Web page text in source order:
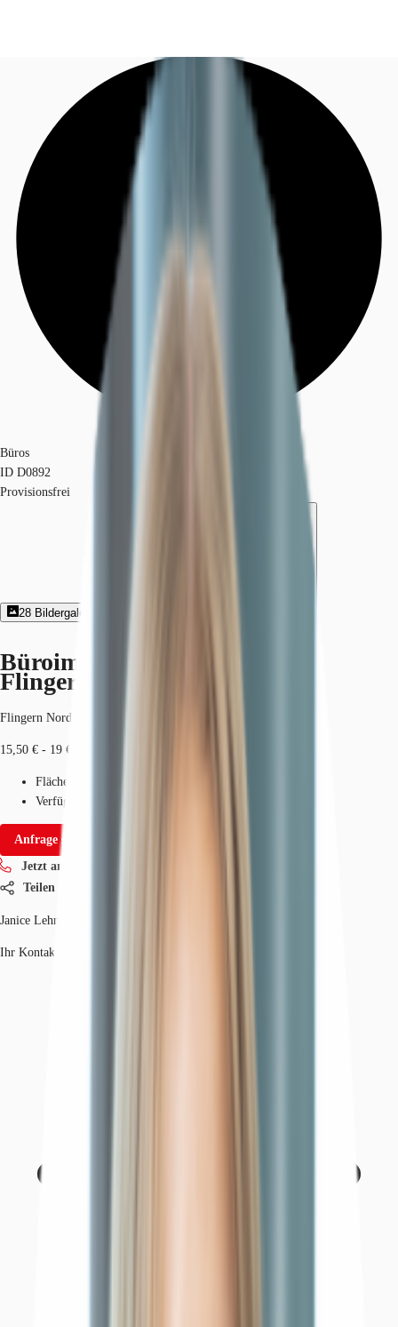
Investieren
Marktinformationen
Ihre Ansprechpartner
Favoriten
Jetzt anrufen Kontaktieren Sie uns
Büros
ID D0892
Provisionsfrei
28 Bildergalerie
Büroimmobilie - Düsseldorf,
Flingern Nord - D0892
Flingern Nord, 40235, Düsseldorf, Nordrhein-Westfalen
15,50 € - 19 € / m²
Fläche
Verfügbarkeit
Anfrage senden
Jetzt anrufen
Teilen
Janice Lehmann
Ihr Kontakt